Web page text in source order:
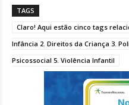
TAGS
Claro! Aqui estão cinco tags
Infância 2. Direitos da Criança 3.
Psicossocial 5. Violência Infantil